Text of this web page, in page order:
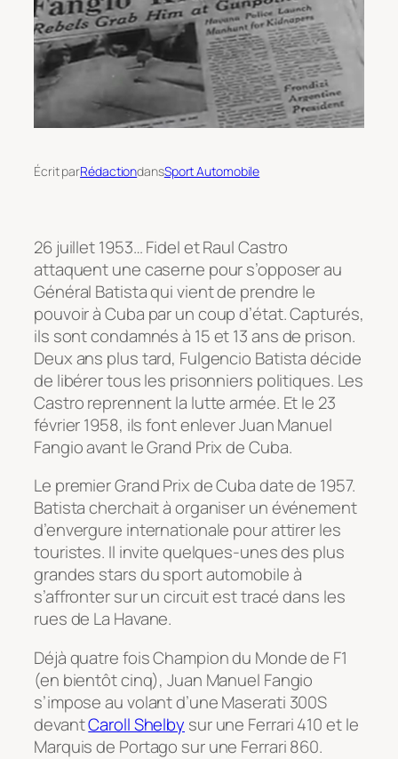
Écrit parRédactiondansSport Automobile
26 juillet 1953… Fidel et Raul Castro
attaquent une caserne pour s’opposer au
Général Batista qui vient de prendre le
pouvoir à Cuba par un coup d’état. Capturés,
ils sont condamnés à 15 et 13 ans de prison.
Deux ans plus tard, Fulgencio Batista décide
de libérer tous les prisonniers politiques. Les
Castro reprennent la lutte armée. Et le 23
février 1958, ils font enlever Juan Manuel
Fangio avant le Grand Prix de Cuba.
Le premier Grand Prix de Cuba date de 1957.
Batista cherchait à organiser un événement
d’envergure internationale pour attirer les
touristes. Il invite quelques-unes des plus
grandes stars du sport automobile à
s’affronter sur un circuit est tracé dans les
rues de La Havane.
Déjà quatre fois Champion du Monde de F1
(en bientôt cinq), Juan Manuel Fangio
s’impose au volant d’une Maserati 300S
devantCaroll Shelby sur une Ferrari 410 et le
Marquis de Portago sur une Ferrari 860.